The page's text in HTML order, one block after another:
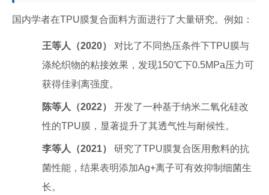
国内学者在TPU膜复合面料方面进行了大量研究。例如：
王等人（2020）
对比了不同热压条件下TPU膜与
涤纶织物的粘接效果，发现150℃下0.5MPa压力可
获得佳剥离强度。
陈等人（2022）
开发了一种基于纳米二氧化硅改
性的TPU膜，显著提升了其透气性与耐候性。
李等人（2021）
研究了TPU膜复合医用敷料的抗
菌性能，结果表明添加Ag+离子可有效抑制细菌生
长。